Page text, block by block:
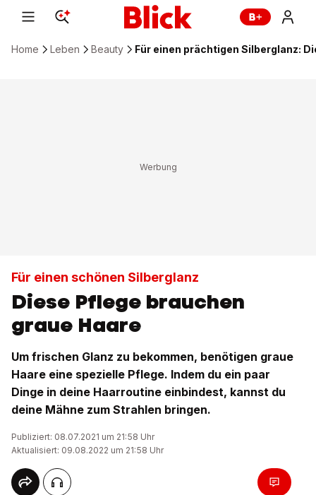
Home Leben Beauty Für einen prächtigen Silberglanz:
Für einen schönen Silberglanz
Diese Pflege brauchen
graue Haare
Um frischen Glanz zu bekommen, benötigen graue
Haare eine spezielle Pflege. Indem du ein paar
Dinge in deine Haarroutine einbindest, kannst du
deine Mähne zum Strahlen bringen.
Publiziert: 08.07.2021 um 21:58 Uhr
Aktualisiert: 09.08.2022 um 21:58 Uhr